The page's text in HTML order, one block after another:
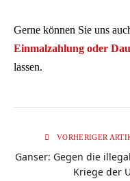
Gerne können Sie uns
Einmalzahlung oder
lassen.
VORHERIGER
Ganser: Gegen die
Kriege der